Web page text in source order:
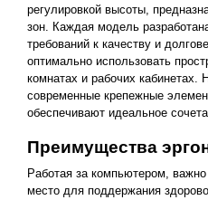
регулировкой высоты,
зон. Каждая модель
требований к качеству и
оптимально использовать
комнатах и рабочих
современные крепежные
обеспечивают идеальное
Преимущества
Работая за компьютером,
место для поддержания